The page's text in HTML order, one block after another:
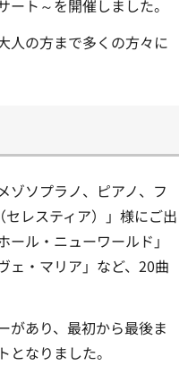
ト～を開催しました。
人の方まで多くの方々に
ゾソプラノ、ピアノ、フ
レスティア）」様にご出
ル・ニューワールド」
ェ・マリア」など、20曲
があり、最初から最後ま
なりました。